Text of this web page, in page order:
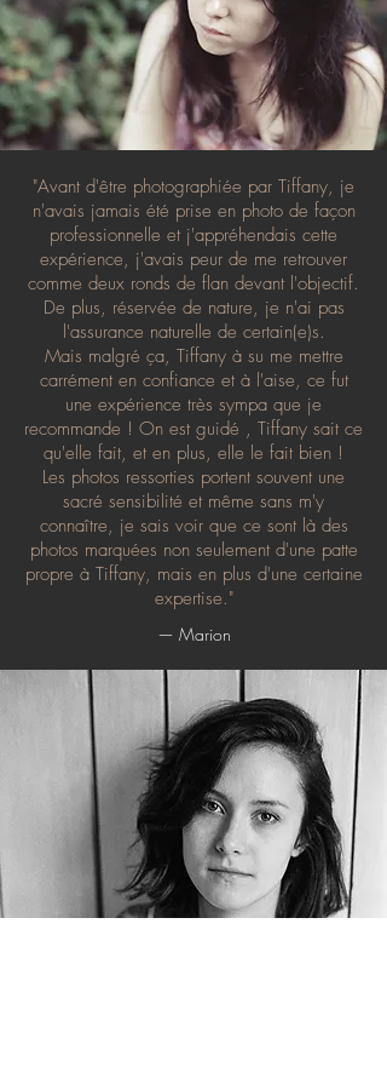
"Avant d'être photographiée par Tiffany, je
n'avais jamais été prise en photo de façon
professionnelle et j'appréhendais cette
expérience, j'avais peur de me retrouver
comme deux ronds de flan devant l'objectif.
De plus, réservée de nature, je n'ai pas
l'assurance naturelle de certain(e)s.
Mais malgré ça, Tiffany à su me mettre
carrément en confiance et à l'aise, ce fut
une expérience très sympa que je
recommande ! On est guidé , Tiffany sait ce
qu'elle fait, et en plus, elle le fait bien !
Les photos ressorties portent souvent une
sacré sensibilité et même sans m'y
connaître, je sais voir que ce sont là des
photos marquées non seulement d'une patte
propre à Tiffany, mais en plus d'une certaine
expertise."
— Marion